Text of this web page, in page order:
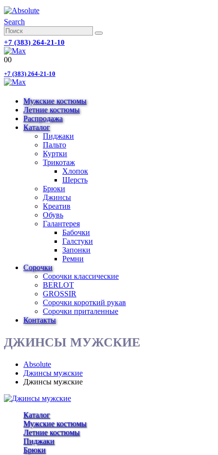
Search
+7 (383) 264-21-10
00
+7 (383) 264-21-10
Мужские костюмы
Летние костюмы
Распродажа
Каталог
Пиджаки
Пальто
Куртки
Трикотаж
Хлопок
Шерсть
Брюки
Джинсы
Креатив
Обувь
Галантерея
Бабочки
Галстуки
Запонки
Ремни
Сорочки
Сорочки классические
BERLOT
GROSSIR
Сорочки короткий рукав
Сорочки приталенные
Контакты
ДЖИНСЫ МУЖСКИЕ
Absolute
Джинсы мужские
Джинсы мужские
Каталог
Мужские костюмы
Летние костюмы
Пиджаки
Брюки